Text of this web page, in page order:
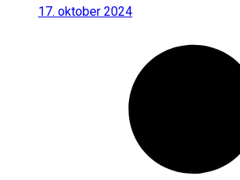
17. oktober 2024